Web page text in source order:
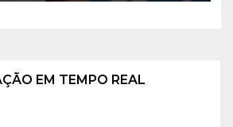
EM TEMPO REAL